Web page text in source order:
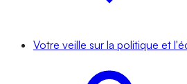
Votre veille sur la politique et